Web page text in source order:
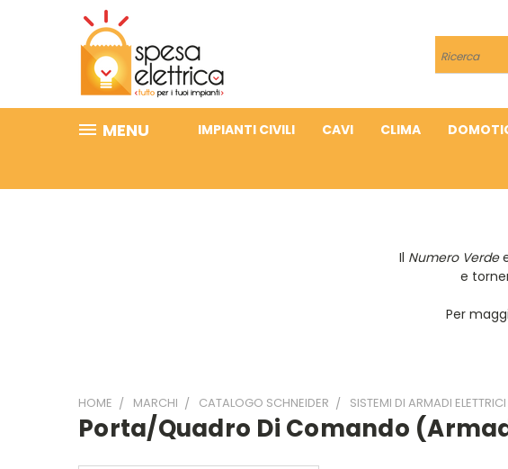
Cerca
MENU IMPIANTI CIVILI CAVI CLIMA
Il Numero Verde
e
Per
HOME MARCHI CATALOGO SCHNEIDER SISTEMI DI ARMADI ELETTRICI
Porta/quadro Di Comando